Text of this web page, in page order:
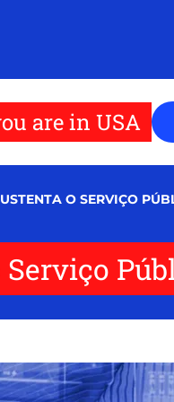
are in USA
O SERVIÇO